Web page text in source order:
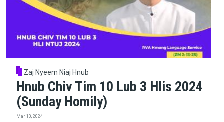
Zaj Nyeem Niaj Hnub
Hnub Chiv Tim 10 Lub 3 Hlis 2024
(Sunday Homily)
Mar 10, 2024